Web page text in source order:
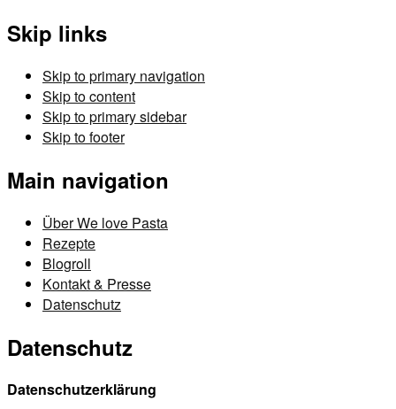
Skip links
Skip to primary navigation
Skip to content
Skip to primary sidebar
Skip to footer
Main navigation
Über We love Pasta
Rezepte
Blogroll
Kontakt & Presse
Datenschutz
Datenschutz
Datenschutzerklärung